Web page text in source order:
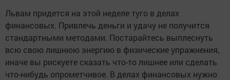
Львам придется на этой неделе туго в делах
финансовых. Привлечь деньги и удачу не получится
стандартными методами. Постарайтесь выплеснуть
всю свою лишнюю энергию в физические упражнения,
иначе вы рискуете сказать что-то лишнее или сделать
что-нибудь опрометчивое. В делах финансовых нужно